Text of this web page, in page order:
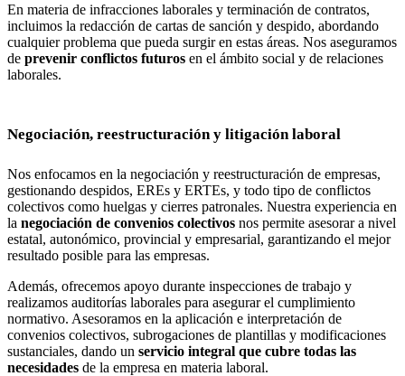
En materia de infracciones laborales y terminación de contratos,
incluimos la redacción de cartas de sanción y despido, abordando
cualquier problema que pueda surgir en estas áreas. Nos aseguramos
de prevenir conflictos futuros en el ámbito social y de relaciones
laborales.
Negociación, reestructuración y litigación laboral
Nos enfocamos en la negociación y reestructuración de empresas,
gestionando despidos, EREs y ERTEs, y todo tipo de conflictos
colectivos como huelgas y cierres patronales. Nuestra experiencia en
la negociación de convenios colectivos nos permite asesorar a nivel
estatal, autonómico, provincial y empresarial, garantizando el mejor
resultado posible para las empresas.
Además, ofrecemos apoyo durante inspecciones de trabajo y
realizamos auditorías laborales para asegurar el cumplimiento
normativo. Asesoramos en la aplicación e interpretación de
convenios colectivos, subrogaciones de plantillas y modificaciones
sustanciales, dando un servicio integral que cubre todas las
necesidades de la empresa en materia laboral.